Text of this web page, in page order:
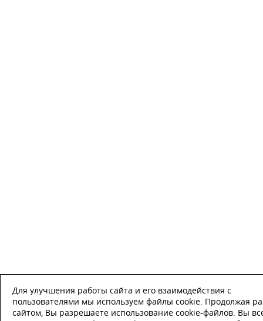
Для улучшения работы сайта и его взаимодействия с
пользователями мы используем файлы cookie. Продолжая
сайтом, Вы разрешаете использование cookie-файлов. Вы